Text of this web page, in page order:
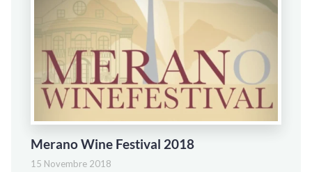
Merano Wine Festival 2018
15 Novembre 2018